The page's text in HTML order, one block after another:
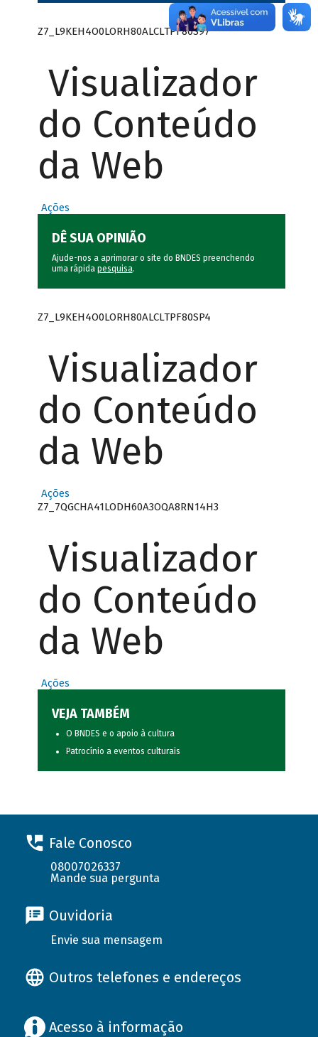
Z7_L9KEH4O0LORH80ALCLTPF80S97
Visualizador
do Conteúdo
da Web
Ações
DÊ SUA OPINIÃO
Ajude-nos a aprimorar o site do BNDES preenchendo
uma rápida pesquisa.
Z7_L9KEH4O0LORH80ALCLTPF80SP4
Visualizador
do Conteúdo
da Web
Ações
Z7_7QGCHA41LODH60A3OQA8RN14H3
Visualizador
do Conteúdo
da Web
Ações
VEJA TAMBÉM
O BNDES e o apoio à cultura
Patrocínio a eventos culturais
Fale Conosco
08007026337
Mande sua pergunta
Ouvidoria
Envie sua mensagem
Outros telefones e endereços
Acesso à informação